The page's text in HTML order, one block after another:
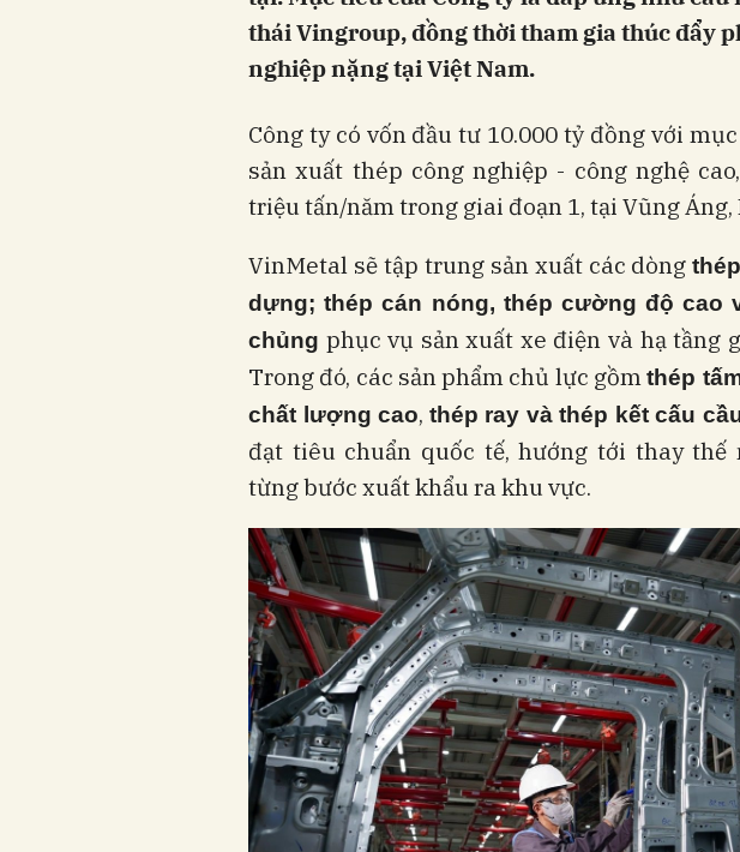
thái Vingroup, đồng thời tham gia thúc đẩy
nghiệp nặng tại Việt Nam.
Công ty có vốn đầu tư 10.000 tỷ đồng với
sản xuất thép công nghiệp - công nghệ
triệu tấn/năm trong giai đoạn 1, tại Vũng Áng,
VinMetal sẽ tập trung sản xuất các dòng
dựng; thép cán nóng, thép cường độ cao
chủng phục vụ sản xuất xe điện và hạ tầng
Trong đó, các sản phẩm chủ lực gồmthép
chất lượng cao, thép ray và thép kết cấu
đạt tiêu chuẩn quốc tế, hướng tới thay thế
từng bước xuất khẩu ra khu vực.